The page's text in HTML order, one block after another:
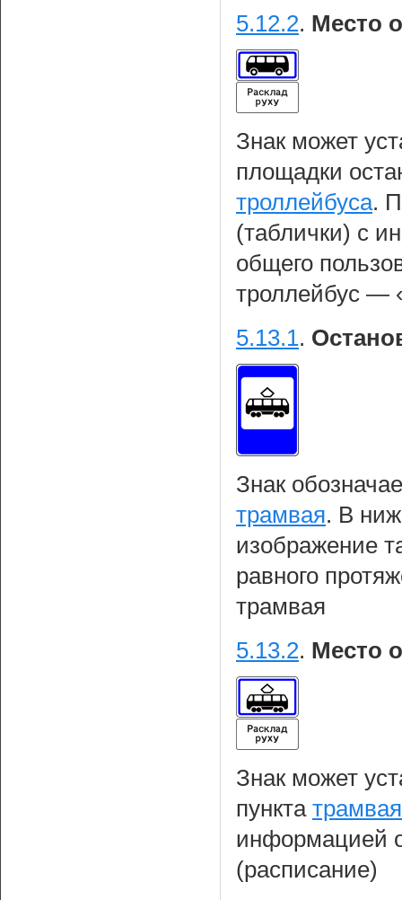
5.12.2. Место
Знак может
площадки
троллейбуса.
(таблички) с
общего
троллейбус —
5.13.1.
Знак
трамвая. В
изображение
равного
трамвая
5.13.2. Место
Знак может
пункта трамвая
информацией
(расписание)